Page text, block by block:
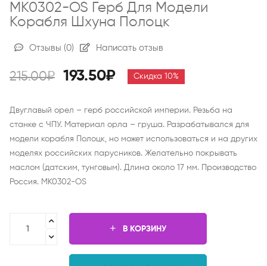
MK0302-OS Герб Для Модели
Корабля Шхуна Полоцк
Отзывы (0) Написать отзыв
215.00₽ 193.50₽ Скидка 10%
Двуглавый орел – герб российской империи. Резьба на
станке с ЧПУ. Материал орла – груша. Разрабатывался для
модели корабля Полоцк, но может использоваться и на других
моделях российских парусников. Желательно покрывать
маслом (датским, тунговым). Длина около 17 мм. Производство
Россия. MK0302-OS
В КОРЗИНУ